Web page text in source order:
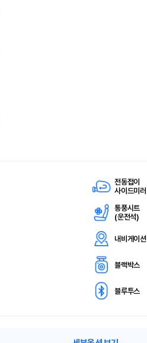
전동접이
사이드미러
통풍시트
(운전석)
내비게이션
블랙박스
블루투스